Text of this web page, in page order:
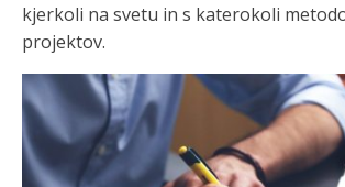
kjerkoli na svetu in s katerokoli
projektov.